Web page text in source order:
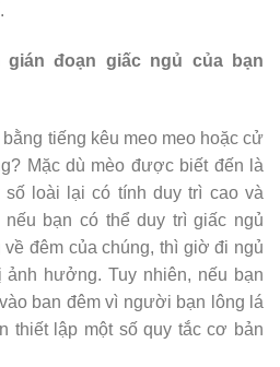
đoạn giấc ngủ của bạn
tiếng kêu meo meo hoặc cử
Mặc dù mèo được biết đến là
số loài lại có tính duy trì cao và
bạn có thể duy trì giấc ngủ
đêm của chúng, thì giờ đi ngủ
hưởng. Tuy nhiên, nếu bạn
ban đêm vì người bạn lông lá
thiết lập một số quy tắc cơ bản